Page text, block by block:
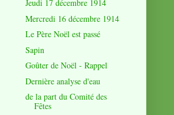
Jeudi 17 décembre 1914
Mercredi 16 décembre 1914
Le Père Noël est passé
Sapin
Goûter de Noël - Rappel
Dernière analyse d'eau
de la part du Comité des
Fêtes